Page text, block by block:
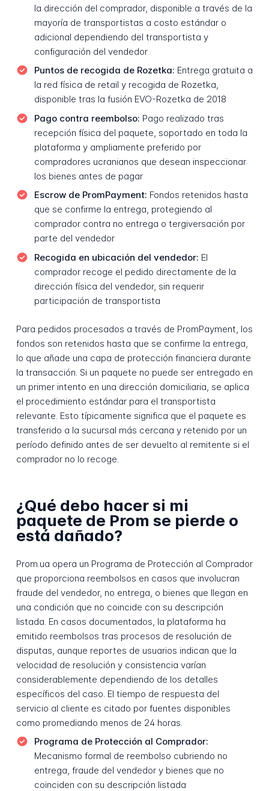
la dirección del comprador, disponible a través de la
mayoría de transportistas a costo estándar o
adicional dependiendo del transportista y
configuración del vendedor
Puntos de recogida de Rozetka: Entrega gratuita a
la red física de retail y recogida de Rozetka,
disponible tras la fusión EVO-Rozetka de 2018
Pago contra reembolso: Pago realizado tras
recepción física del paquete, soportado en toda la
plataforma y ampliamente preferido por
compradores ucranianos que desean inspeccionar
los bienes antes de pagar
Escrow de PromPayment: Fondos retenidos hasta
que se confirme la entrega, protegiendo al
comprador contra no entrega o tergiversación por
parte del vendedor
Recogida en ubicación del vendedor: El
comprador recoge el pedido directamente de la
dirección física del vendedor, sin requerir
participación de transportista
Para pedidos procesados a través de PromPayment, los
fondos son retenidos hasta que se confirme la entrega,
lo que añade una capa de protección financiera durante
la transacción. Si un paquete no puede ser entregado en
un primer intento en una dirección domiciliaria, se aplica
el procedimiento estándar para el transportista
relevante. Esto típicamente significa que el paquete es
transferido a la sucursal más cercana y retenido por un
período definido antes de ser devuelto al remitente si el
comprador no lo recoge.
¿Qué debo hacer si mi
paquete de Prom se pierde o
está dañado?
Prom.ua opera un Programa de Protección al Comprador
que proporciona reembolsos en casos que involucran
fraude del vendedor, no entrega, o bienes que llegan en
una condición que no coincide con su descripción
listada. En casos documentados, la plataforma ha
emitido reembolsos tras procesos de resolución de
disputas, aunque reportes de usuarios indican que la
velocidad de resolución y consistencia varían
considerablemente dependiendo de los detalles
específicos del caso. El tiempo de respuesta del
servicio al cliente es citado por fuentes disponibles
como promediando menos de 24 horas.
Programa de Protección al Comprador:
Mecanismo formal de reembolso cubriendo no
entrega, fraude del vendedor y bienes que no
coinciden con su descripción listada